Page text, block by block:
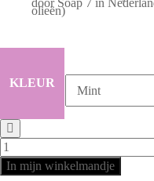
olieën)
KLEUR
Bubble
buddy
zonder
zeep
aantal
In mijn winkelmandje